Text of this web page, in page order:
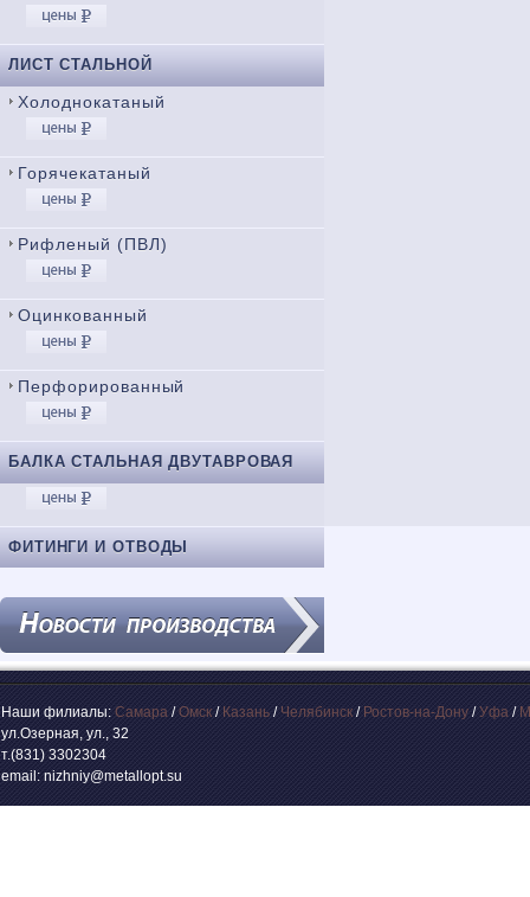
ЛИСТ СТАЛЬНОЙ
Холоднокатаный
Горячекатаный
Рифленый (ПВЛ)
Оцинкованный
Перфорированный
БАЛКА СТАЛЬНАЯ ДВУТАВРОВАЯ
ФИТИНГИ И ОТВОДЫ
Наши филиалы:Самара/Омск/ Казань/ Челябинск/ Ростов-на-Дону/Уфа/
ул.Озерная, ул., 32
т.(831) 3302304
email: nizhniy@metallopt.su